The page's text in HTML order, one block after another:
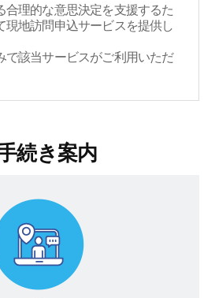
合理的な意思決定を支援するた
現地訪問申込サービスを提供し
で該当サービスがご利用いただ
続き案内